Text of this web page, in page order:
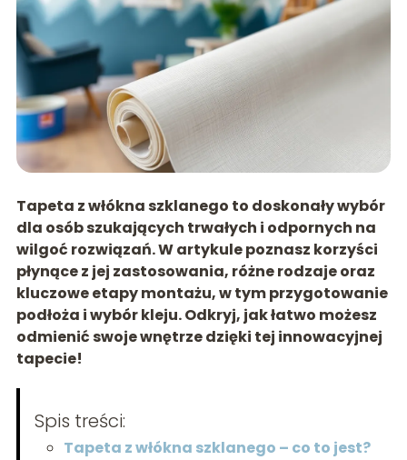
Tapeta z włókna szklanego to doskonały wybór
dla osób szukających trwałych i odpornych na
wilgoć rozwiązań. W artykule poznasz korzyści
płynące z jej zastosowania, różne rodzaje oraz
kluczowe etapy montażu, w tym przygotowanie
podłoża i wybór kleju. Odkryj, jak łatwo możesz
odmienić swoje wnętrze dzięki tej innowacyjnej
tapecie!
Spis treści:
Tapeta z włókna szklanego – co to jest?